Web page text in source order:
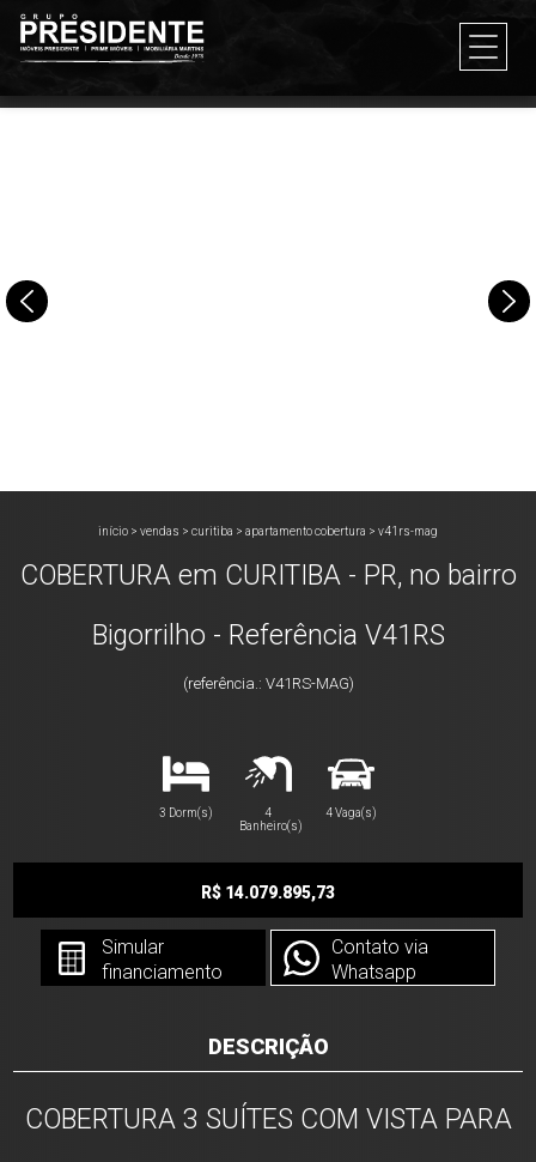
início > vendas > curitiba > apartamento cobertura > v41rs-mag
COBERTURA em CURITIBA - PR, no bairro
Bigorrilho - Referência V41RS
(referência.: V41RS-MAG)
3 Dorm(s)
4
Banheiro(s)
4 Vaga(s)
R$ 14.079.895,73
Simular
financiamento
Contato via
Whatsapp
DESCRIÇÃO
COBERTURA 3 SUÍTES COM VISTA PARA